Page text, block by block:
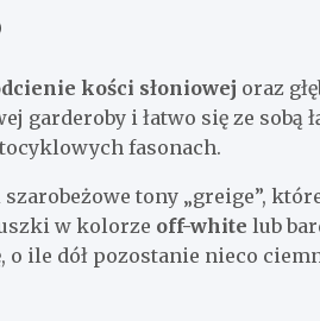
kości słoniowej oraz
i łatwo się ze sobą
fasonach.
tony „greige”,
w kolorze off-white lub
ile dół pozostanie nieco